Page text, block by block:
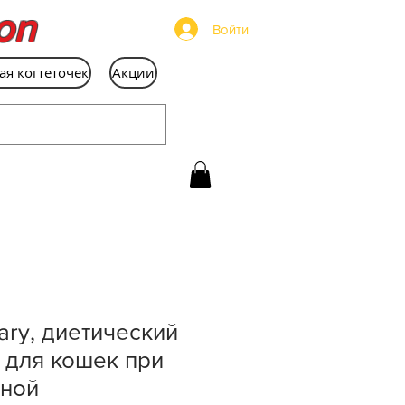
Войти
когтеточек Акции
диетический
для кошек при